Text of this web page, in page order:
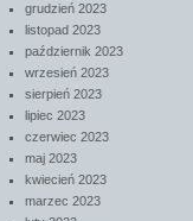
grudzień 2023
listopad 2023
październik 2023
wrzesień 2023
sierpień 2023
lipiec 2023
czerwiec 2023
maj 2023
kwiecień 2023
marzec 2023